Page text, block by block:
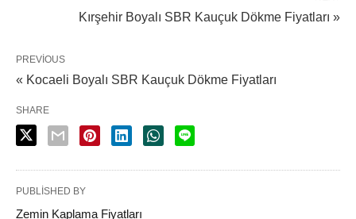
Kırşehir Boyalı SBR Kauçuk Dökme Fiyatları »
PREVIOUS
« Kocaeli Boyalı SBR Kauçuk Dökme Fiyatları
SHARE
PUBLISHED BY
Zemin Kaplama Fiyatları